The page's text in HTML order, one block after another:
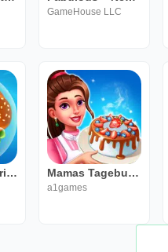
GameHouse LLC
Cooking Aquarium - A Star Chef Mamas Tagebuch: Kochspiele
a1games